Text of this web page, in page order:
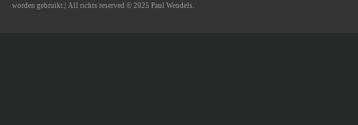
worden gebruikt. | All richts reserved © 2025 Paul Wendels.